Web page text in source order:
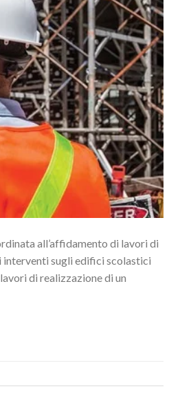
all’affidamento di lavori di
interventi sugli edifici scolastici
di realizzazione di un